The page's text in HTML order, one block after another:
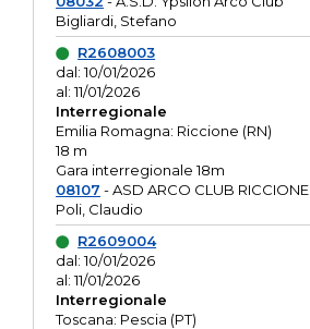
Bigliardi, Stefano
R2608003
dal: 10/01/2026
al: 11/01/2026
Interregionale
Emilia Romagna: Riccione (RN)
18 m
Gara interregionale 18m
08107 - ASD ARCO CLUB RICCIONE
Poli, Claudio
R2609004
dal: 10/01/2026
al: 11/01/2026
Interregionale
Toscana: Pescia (PT)